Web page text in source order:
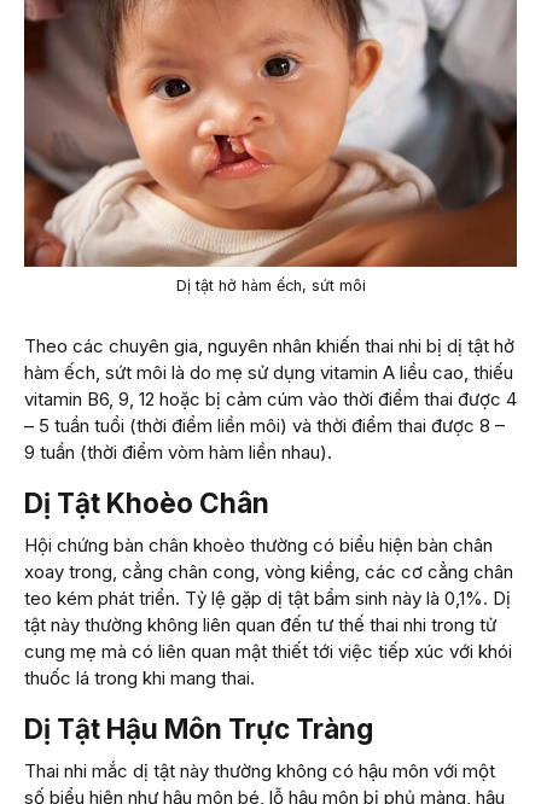
Dị tật hở hàm ếch, sứt môi
Theo các chuyên gia, nguyên nhân khiến thai nhi bị dị tật hở
hàm ếch, sứt môi là do mẹ sử dụng vitamin A liều cao, thiếu
vitamin B6, 9, 12 hoặc bị cảm cúm vào thời điểm thai được 4
– 5 tuần tuổi (thời điểm liền môi) và thời điểm thai được 8 –
9 tuần (thời điểm vòm hàm liền nhau).
Dị Tật Khoèo Chân
Hội chứng bàn chân khoèo thường có biểu hiện bàn chân
xoay trong, cẳng chân cong, vòng kiềng, các cơ cẳng chân
teo kém phát triển. Tỷ lệ gặp dị tật bẩm sinh này là 0,1%. Dị
tật này thường không liên quan đến tư thế thai nhi trong tử
cung mẹ mà có liên quan mật thiết tới việc tiếp xúc với khói
thuốc lá trong khi mang thai.
Dị Tật Hậu Môn Trực Tràng
Thai nhi mắc dị tật này thường không có hậu môn với một
số biểu hiện như hậu môn bé, lỗ hậu môn bị phủ màng, hậu